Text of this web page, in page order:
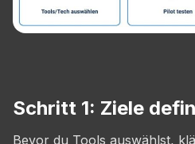
Schritt 1: Ziele
Bevor du Tools auswählst,